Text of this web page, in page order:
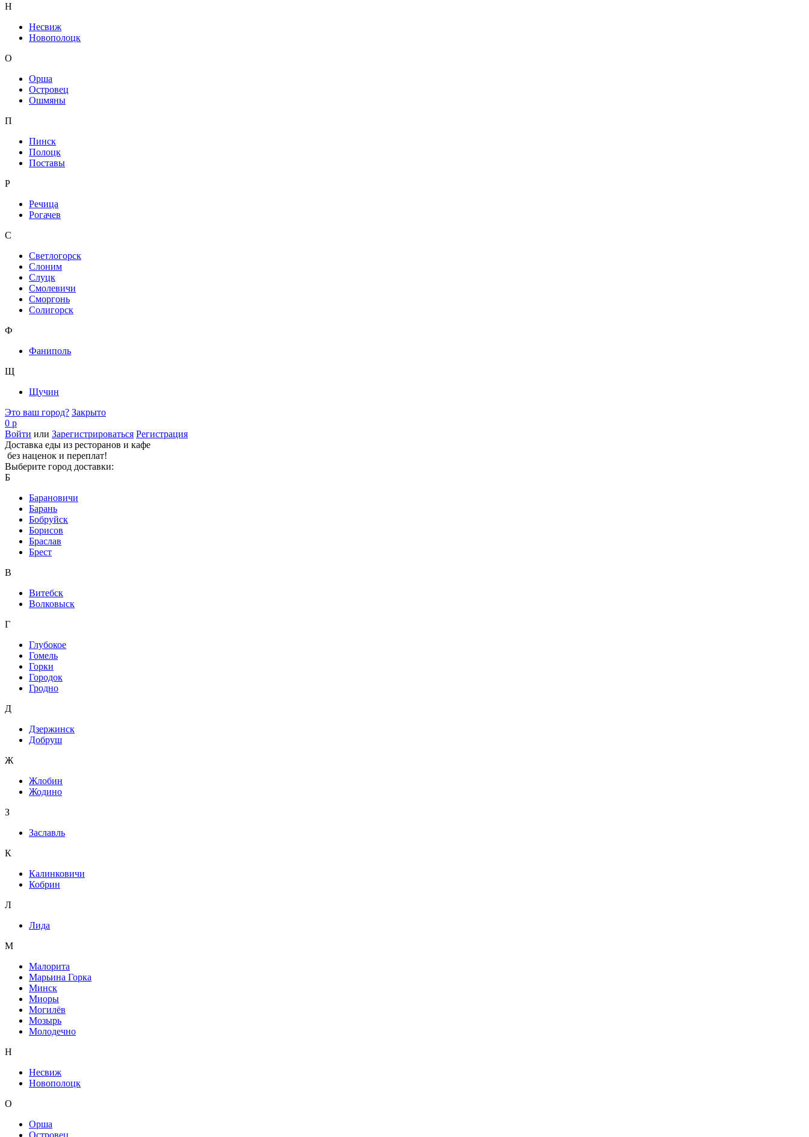
Н
Несвиж
Новополоцк
О
Орша
Островец
Ошмяны
П
Пинск
Полоцк
Поставы
Р
Речица
Рогачев
С
Светлогорск
Слоним
Слуцк
Смолевичи
Сморгонь
Солигорск
Ф
Фаниполь
Щ
Щучин
Это ваш город? Закрыто
0 р
Войти или Зарегистрироваться Регистрация
Доставка еды из ресторанов и кафе
без наценок и переплат!
Выберите город доставки:
Б
Барановичи
Барань
Бобруйск
Борисов
Браслав
Брест
В
Витебск
Волковыск
Г
Глубокое
Гомель
Горки
Городок
Гродно
Д
Дзержинск
Добруш
Ж
Жлобин
Жодино
З
Заславль
К
Калинковичи
Кобрин
Л
Лида
М
Малорита
Марьина Горка
Минск
Миоры
Могилёв
Мозырь
Молодечно
Н
Несвиж
Новополоцк
О
Орша
Островец